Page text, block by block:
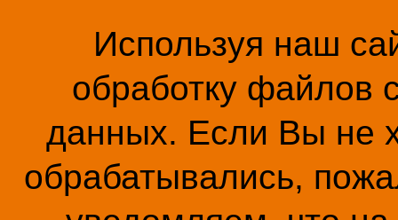
Используя наш
обработку файлов
данных. Если Вы не
обрабатывались,